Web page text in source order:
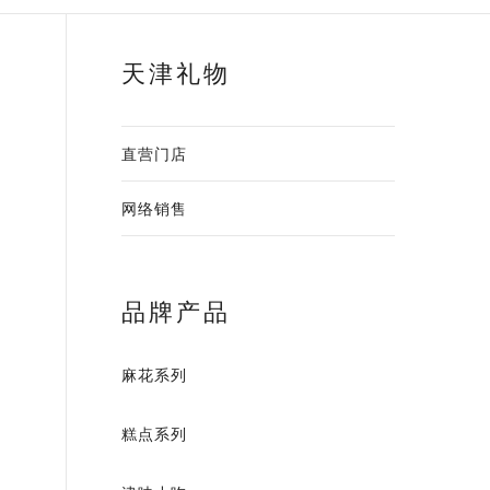
天津礼物
直营门店
网络销售
品牌产品
麻花系列
糕点系列